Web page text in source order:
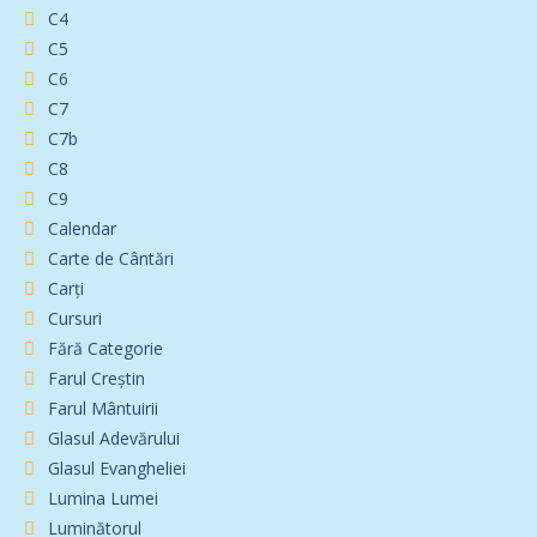
C4
C5
C6
C7
C7b
C8
C9
Calendar
Carte de Cântări
Carți
Cursuri
Fără Categorie
Farul Creștin
Farul Mântuirii
Glasul Adevărului
Glasul Evangheliei
Lumina Lumei
Luminătorul